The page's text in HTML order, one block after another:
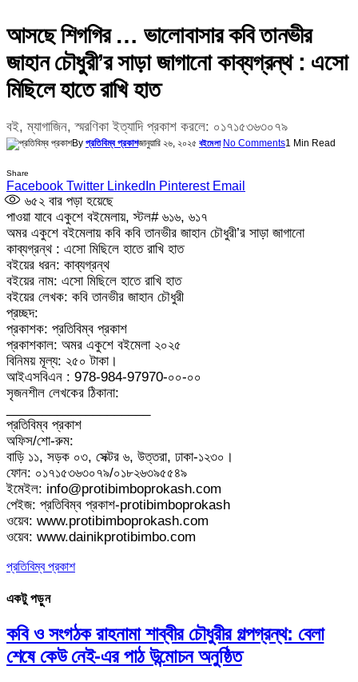
আসছে শিগগির … ভালোবাসার কবি তানভীর
জাহান চৌধুরী’র সাড়া জাগানো কাব্যগ্রন্থ : এসো
মিছিলে হাতে রাখি হাত
বই, ম্যাগাজিন, স্মরণিকা ইত্যাদি প্রকাশ করলে: ০১৭১৫৩৬৩০৭৯
By প্রতিবিম্ব প্রকাশজানুয়ারি ২৬, ২০২৫ বইমেলা No Comments1 Min Read
Share
Facebook Twitter LinkedIn Pinterest Email
৬৫২ বার পড়া হয়েছে
পাওয়া যাবে একুশে বইমেলায়, স্টল# ৬১৬, ৬১৭
অমর একুশে বইমেলায় কবি কবি তানভীর জাহান চৌধুরী’র সাড়া জাগানো
কাব্যগ্রন্থ : এসো মিছিলে হাতে রাখি হাত
বইয়ের ধরন: কাব্যগ্রন্থ
বইয়ের নাম: এসো মিছিলে হাতে রাখি হাত
বইয়ের লেখক: কবি তানভীর জাহান চৌধুরী
প্রচ্ছদ:
প্রকাশক: প্রতিবিম্ব প্রকাশ
প্রকাশকাল: অমর একুশে বইমেলা ২০২৫
বিনিময় মূল্য: ২৫০ টাকা।
আইএসবিএন : 978-984-97970-০০-০০
সৃজনশীল লেখকের ঠিকানা:
প্রতিবিম্ব প্রকাশ
অফিস/শো-রুম:
বাড়ি ১১, সড়ক ০৩, সেক্টর ৬, উত্তরা, ঢাকা-১২৩০।
ফোন: ০১৭১৫৩৬৩০৭৯/০১৮২৬৩৯৫৫৪৯
ইমেইল: info@protibimboprokash.com
পেইজ: প্রতিবিম্ব প্রকাশ-protibimboprokash
ওয়েব: www.protibimboprokash.com
ওয়েব: www.dainikprotibimbo.com
প্রতিবিম্ব প্রকাশ
একটু পড়ুন
কবি ও সংগঠক রাহনামা শাব্বীর চৌধুরীর গল্পগ্রন্থ: বেলা
শেষে কেউ নেই-এর পাঠ উন্মোচন অনুষ্ঠিত